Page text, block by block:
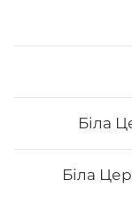
Біла
Біла
обирайте
Акція